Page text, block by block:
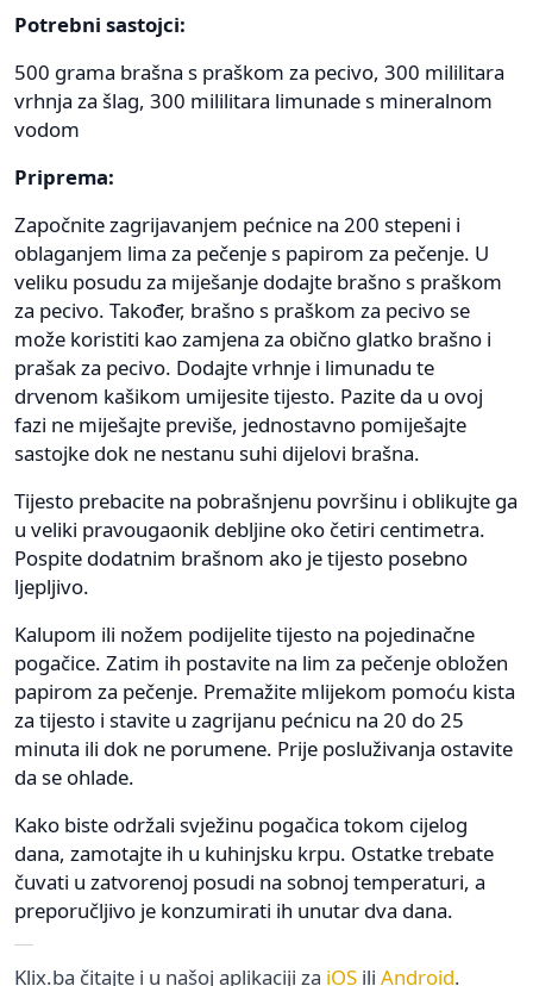
Potrebni sastojci:
500 grama brašna s praškom za pecivo, 300 mililitara
vrhnja za šlag, 300 mililitara limunade s mineralnom
vodom
Priprema:
Započnite zagrijavanjem pećnice na 200 stepeni i
oblaganjem lima za pečenje s papirom za pečenje. U
veliku posudu za miješanje dodajte brašno s praškom
za pecivo. Također, brašno s praškom za pecivo se
može koristiti kao zamjena za obično glatko brašno i
prašak za pecivo. Dodajte vrhnje i limunadu te
drvenom kašikom umijesite tijesto. Pazite da u ovoj
fazi ne miješajte previše, jednostavno pomiješajte
sastojke dok ne nestanu suhi dijelovi brašna.
Tijesto prebacite na pobrašnjenu površinu i oblikujte ga
u veliki pravougaonik debljine oko četiri centimetra.
Pospite dodatnim brašnom ako je tijesto posebno
ljepljivo.
Kalupom ili nožem podijelite tijesto na pojedinačne
pogačice. Zatim ih postavite na lim za pečenje obložen
papirom za pečenje. Premažite mlijekom pomoću kista
za tijesto i stavite u zagrijanu pećnicu na 20 do 25
minuta ili dok ne porumene. Prije posluživanja ostavite
da se ohlade.
Kako biste održali svježinu pogačica tokom cijelog
dana, zamotajte ih u kuhinjsku krpu. Ostatke trebate
čuvati u zatvorenoj posudi na sobnoj temperaturi, a
preporučljivo je konzumirati ih unutar dva dana.
Klix.ba čitajte i u našoj aplikaciji za iOS ili Android.